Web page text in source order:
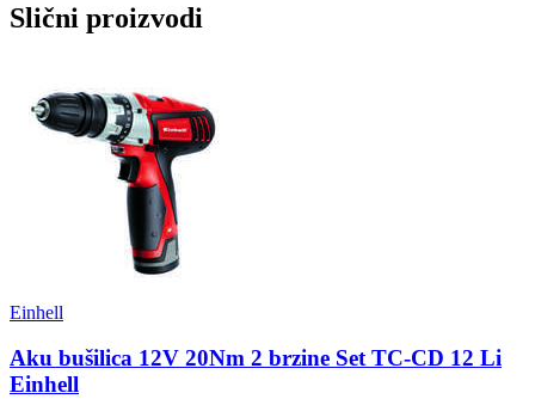
Slični proizvodi
Einhell
Aku bušilica 12V 20Nm 2 brzine Set TC-CD 12 Li
Einhell